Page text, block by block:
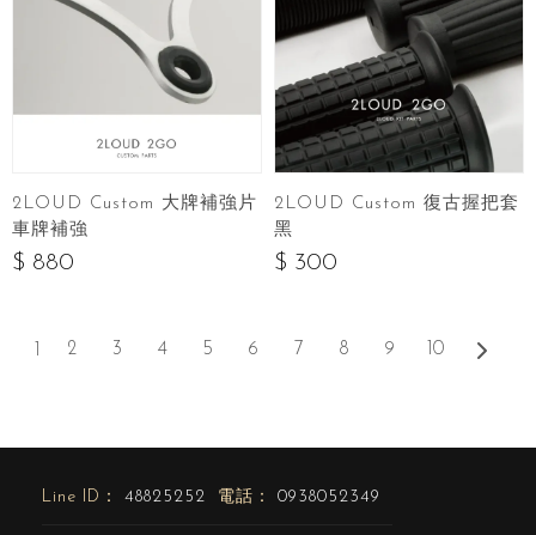
2LOUD Custom 大牌補強片
車牌補強
$ 880
2LOUD Custom 復古握把套
黑
$ 300
2 3 4 5 6 7 8 9 10
48825252 0938052349